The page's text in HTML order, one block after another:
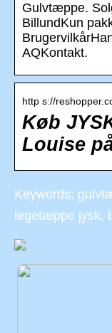
Gulvtæppe.
BillundKun
AQKontakt.
http s://
Køb
Louise
Keywords:
legetæppe jysk,